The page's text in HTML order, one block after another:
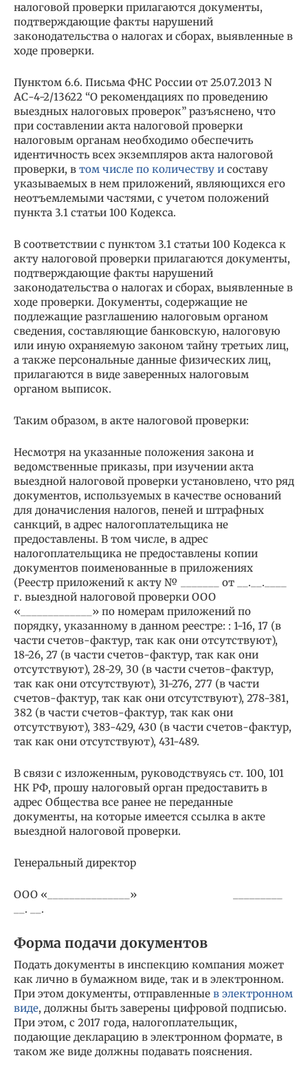
налоговой проверки прилагаются документы,
подтверждающие факты нарушений
законодательства о налогах и сборах, выявленные в
ходе проверки.
Пунктом 6.6. Письма ФНС России от 25.07.2013 N
АС-4-2/13622 “О рекомендациях по проведению
выездных налоговых проверок” разъяснено, что
при составлении акта налоговой проверки
налоговым органам необходимо обеспечить
идентичность всех экземпляров акта налоговой
проверки, в том числе по количеству и составу
указываемых в нем приложений, являющихся его
неотъемлемыми частями, с учетом положений
пункта 3.1 статьи 100 Кодекса.
В соответствии с пунктом 3.1 статьи 100 Кодекса к
акту налоговой проверки прилагаются документы,
подтверждающие факты нарушений
законодательства о налогах и сборах, выявленные в
ходе проверки. Документы, содержащие не
подлежащие разглашению налоговым органом
сведения, составляющие банковскую, налоговую
или иную охраняемую законом тайну третьих лиц,
а также персональные данные физических лиц,
прилагаются в виде заверенных налоговым
органом выписок.
Таким образом, в акте налоговой проверки:
Несмотря на указанные положения закона и
ведомственные приказы, при изучении акта
выездной налоговой проверки установлено, что ряд
документов, используемых в качестве оснований
для доначисления налогов, пеней и штрафных
санкций, в адрес налогоплательщика не
предоставлены. В том числе, в адрес
налогоплательщика не предоставлены копии
документов поименованные в приложениях
(Реестр приложений к акту № _______ от __.__.____
г. выездной налоговой проверки ООО
«_____________» по номерам приложений по
порядку, указанному в данном реестре: : 1-16, 17 (в
части счетов-фактур, так как они отсутствуют),
18-26, 27 (в части счетов-фактур, так как они
отсутствуют), 28-29, 30 (в части счетов-фактур,
так как они отсутствуют), 31-276, 277 (в части
счетов-фактур, так как они отсутствуют), 278-381,
382 (в части счетов-фактур, так как они
отсутствуют), 383-429, 430 (в части счетов-фактур,
так как они отсутствуют), 431-489.
В связи с изложенным, руководствуясь ст. 100, 101
НК РФ, прошу налоговый орган предоставить в
адрес Общества все ранее не переданные
документы, на которые имеется ссылка в акте
выездной налоговой проверки.
Генеральный директор
ООО «_______________» _________
__. __.
Форма подачи документов
Подать документы в инспекцию компания может
как лично в бумажном виде, так и в электронном.
При этом документы, отправленные в электронном
виде, должны быть заверены цифровой подписью.
При этом, с 2017 года, налогоплательщик,
подающие декларацию в электронном формате, в
таком же виде должны подавать пояснения.